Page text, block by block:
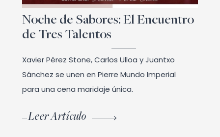
Noche de Sabores: El Encuentro
de Tres Talentos
Xavier Pérez Stone, Carlos Ulloa y Juantxo
Sánchez se unen en Pierre Mundo Imperial
para una cena maridaje única.
Leer Artículo